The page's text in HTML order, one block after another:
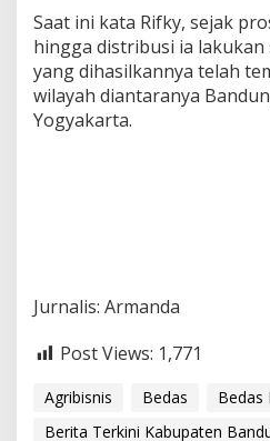
Saat ini kata Rifky, sejak
hingga distribusi ia
yang dihasilkannya telah
wilayah diantaranya
Yogyakarta.
Jurnalis: Armanda
Post Views: 1,771
Agribisnis Bedas
Bedas
Berita Terkini Kabupaten